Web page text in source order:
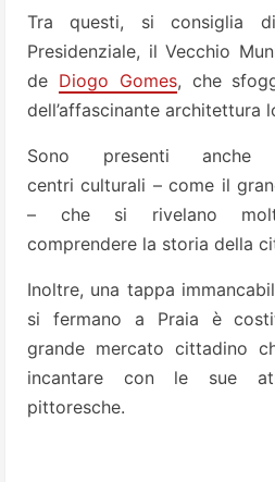
Tra questi, si consiglia
Presidenziale, il Vecchio
de Diogo Gomes, che
dell’affascinante architettura
Sono presenti anche
centri culturali – come il
– che si rivelano
comprendere la storia della
Inoltre, una tappa
si fermano a Praia è
grande mercato cittadino
incantare con le sue
pittoresche.